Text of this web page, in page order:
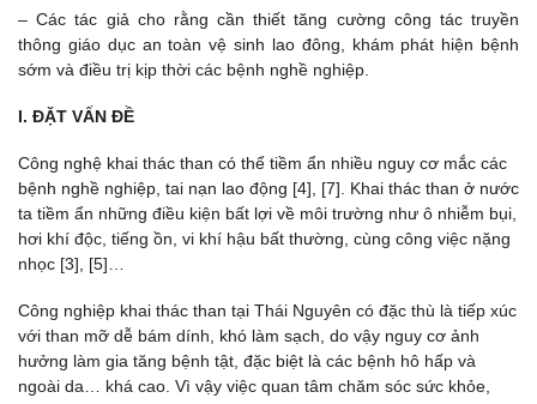
– Các tác giả cho rằng cần thiết tăng cường công tác truyền
thông giáo dục an toàn vệ sinh lao đông, khám phát hiện bệnh
sớm và điều trị kịp thời các bệnh nghề nghiệp.
I. ĐẶT VẤN ĐỀ
Công nghệ khai thác than có thể tiềm ẩn nhiều nguy cơ mắc các
bệnh nghề nghiệp, tai nạn lao động [4], [7]. Khai thác than ở nước
ta tiềm ẩn những điều kiện bất lợi về môi trường như ô nhiễm bụi,
hơi khí độc, tiếng ồn, vi khí hậu bất thường, cùng công việc nặng
nhọc [3], [5]…
Công nghiệp khai thác than tại Thái Nguyên có đặc thù là tiếp xúc
với than mỡ dễ bám dính, khó làm sạch, do vậy nguy cơ ảnh
hưởng làm gia tăng bệnh tật, đặc biệt là các bệnh hô hấp và
ngoài da… khá cao. Vì vậy việc quan tâm chăm sóc sức khỏe,